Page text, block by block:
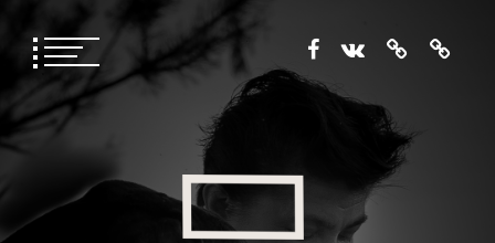
содержимому